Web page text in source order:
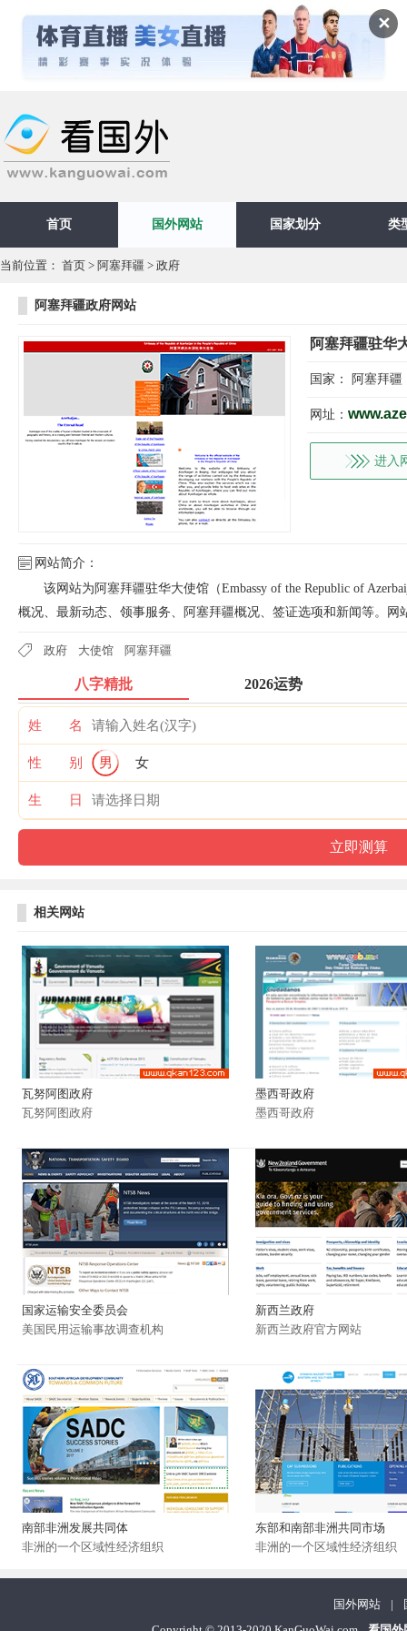
✕
首页 国外网站 国家划分 类
当前位置： 首页 > 阿塞拜疆 > 政府
阿塞拜疆政府网站
阿塞拜疆驻华
国家： 阿塞拜疆
网址：
进入
网站简介：
该网站为阿塞拜疆驻华大使馆（Embassy of the Republic of
概况、最新动态、领事服务、阿塞拜疆概况、签证选项和新闻等。网
政府 大使馆 阿塞拜疆
八字精批 2026运势
姓 名
性 别 男 女
生 日
相关网站
瓦努阿图政府
瓦努阿图政府
墨西哥政府
墨西哥政府
国家运输安全委员会
美国民用运输事故调查机构
新西兰政府
新西兰政府官方网站
南部非洲发展共同体
非洲的一个区域性经济组织
东部和南部非洲共同市场
非洲的一个区域性经济组织
国外网站 |